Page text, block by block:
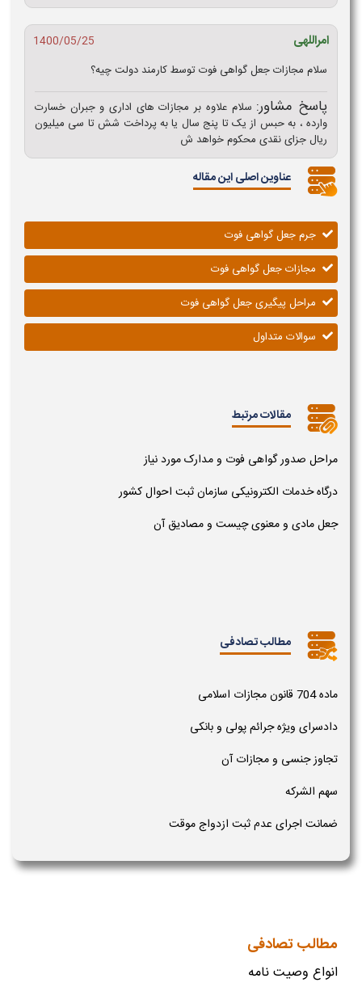
امراللهی
1400/05/25
سلام مجازات جعل گواهی فوت توسط کارمند دولت چیه؟
پاسخ مشاور: سلام علاوه بر مجازات ‌های اداری و جبران خسارت
وارده ، به حبس از یک تا پنج سال یا به پرداخت شش تا سی میلیون
ریال جزای نقدی ‌محکوم خواهد ش
عناوین اصلی این مقاله
جرم جعل گواهی فوت
مجازات جعل گواهی فوت
مراحل پیگیری جعل گواهی فوت
سوالات متداول
مقالات مرتبط
مراحل صدور گواهی فوت و مدارک مورد نیاز
درگاه خدمات الکترونیکی سازمان ثبت احوال کشور
جعل مادی و معنوی چیست و مصادیق آن
مطالب تصادفی
ماده 704 قانون مجازات اسلامی
دادسرای ویژه جرائم پولی و بانکی
تجاوز جنسی و مجازات آن
سهم الشرکه
ضمانت اجرای عدم ثبت ازدواج موقت
مطالب تصادفی
انواع وصیت نامه